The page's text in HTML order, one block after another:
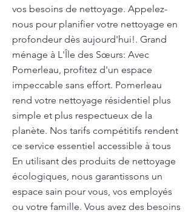
vos besoins de nettoyage. Appelez-
nous pour planifier votre nettoyage en
profondeur dès aujourd'hui!. Grand
ménage à L'Île des Sœurs: Avec
Pomerleau, profitez d'un espace
impeccable sans effort. Pomerleau
rend votre nettoyage résidentiel plus
simple et plus respectueux de la
planète. Nos tarifs compétitifs rendent
ce service essentiel accessible à tous
En utilisant des produits de nettoyage
écologiques, nous garantissons un
espace sain pour vous, vos employés
ou votre famille. Vous avez des besoins